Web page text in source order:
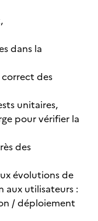
dans la
des
unitaires,
pour vérifier la
des
évolutions de
aux utilisateurs :
/ déploiement